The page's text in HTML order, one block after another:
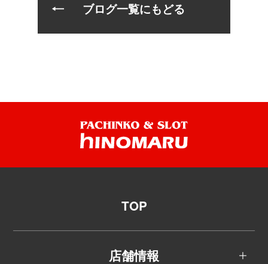
ブログ一覧にもどる
TOP
店舗情報